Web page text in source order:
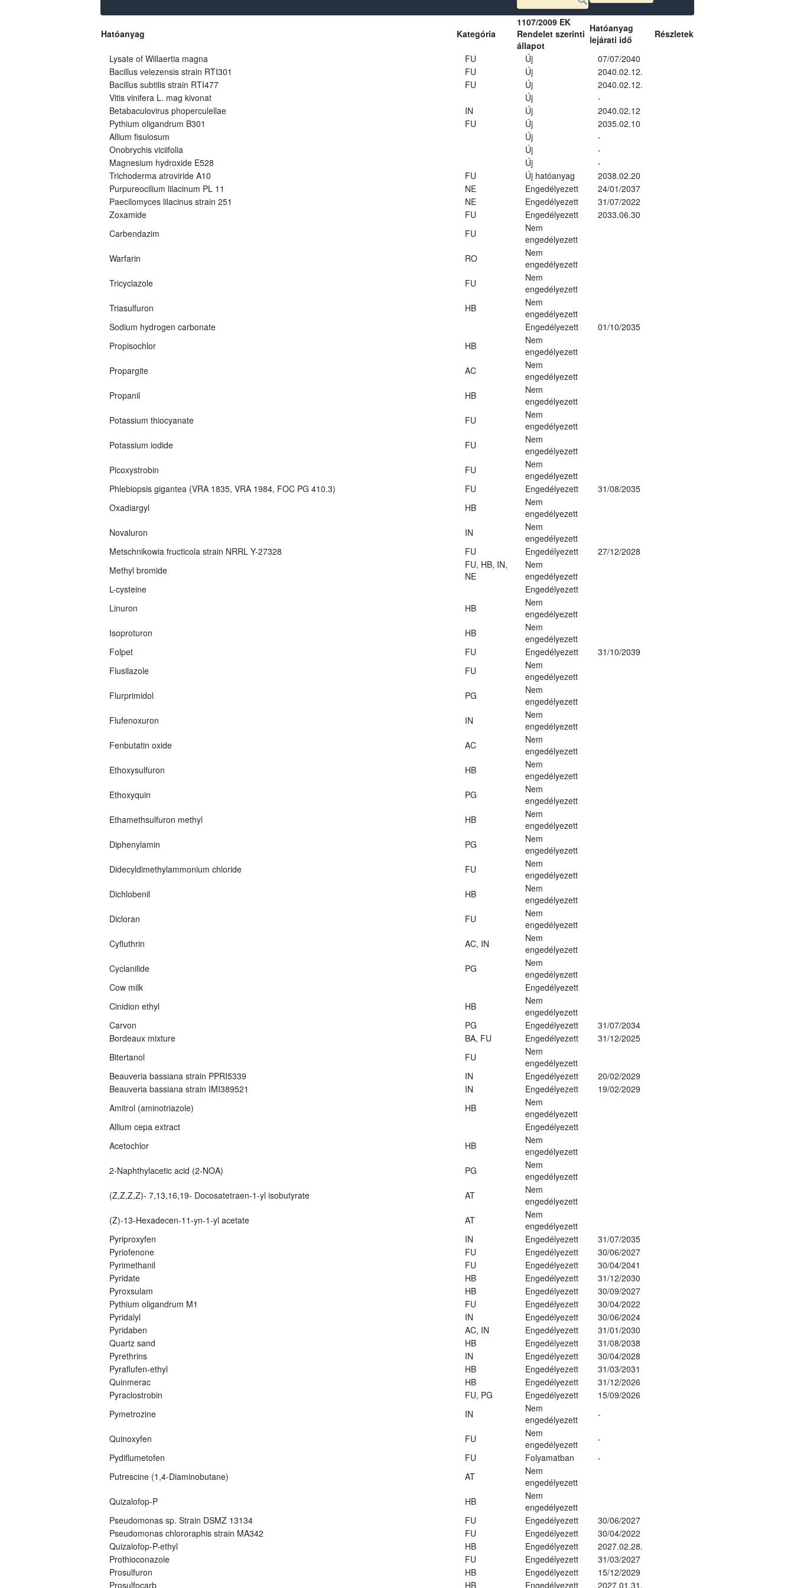
Hatóanyag Kategória
1107/2009 EK
Rendelet szerinti
állapot
Hatóanyag
lejárati idő
Részletek
Lysate of Willaertia magna FU Új
07/07/2040
Bacillus velezensis strain RTI301
FU Új
2040.02.12.
Bacillus subtilis strain RTI477
FU Új
2040.02.12.
Vitis vinifera L. mag kivonat
Új
-
Betabaculovirus phoperculellae
IN Új
2040.02.12
Pythium oligandrum B301
FU Új
2035.02.10
Allium fisulosum
Új
-
Onobrychis viciifolia
Új
-
Magnesium hydroxide E528
Új
-
Trichoderma atroviride A10
FU Új hatóanyag
2038.02.20
Purpureocilium lilacinum PL 11
NE Engedélyezett
24/01/2037
Paecilomyces lilacinus strain 251
NE Engedélyezett
31/07/2022
Zoxamide
FU Engedélyezett
2033.06.30
Carbendazim
FU
Nem
engedélyezett
Warfarin
RO
Nem
engedélyezett
Tricyclazole
FU
Nem
engedélyezett
Triasulfuron
HB
Nem
engedélyezett
Sodium hydrogen carbonate
Engedélyezett
01/10/2035
Propisochlor
HB
Nem
engedélyezett
Propargite
AC
Nem
engedélyezett
Propanil
HB
Nem
engedélyezett
Potassium thiocyanate
FU
Nem
engedélyezett
Potassium iodide
FU
Nem
engedélyezett
Picoxystrobin
FU
Nem
engedélyezett
Phlebiopsis gigantea (VRA 1835, VRA 1984, FOC PG 410.3)
FU Engedélyezett
31/08/2035
Oxadiargyl
HB
Nem
engedélyezett
Novaluron
IN
Nem
engedélyezett
Metschnikowia fructicola strain NRRL Y-27328
FU Engedélyezett
27/12/2028
Methyl bromide
FU, HB, IN,
NE
Nem
engedélyezett
L-cysteine
Engedélyezett
Linuron
HB
Nem
engedélyezett
Isoproturon
HB
Nem
engedélyezett
Folpet
FU Engedélyezett
31/10/2039
Flusilazole
FU
Nem
engedélyezett
Flurprimidol
PG
Nem
engedélyezett
Flufenoxuron
IN
Nem
engedélyezett
Fenbutatin oxide
AC
Nem
engedélyezett
Ethoxysulfuron
HB
Nem
engedélyezett
Ethoxyquin
PG
Nem
engedélyezett
Ethamethsulfuron methyl
HB
Nem
engedélyezett
Diphenylamin
PG
Nem
engedélyezett
Didecyldimethylammonium chloride
FU
Nem
engedélyezett
Dichlobenil
HB
Nem
engedélyezett
Dicloran
FU
Nem
engedélyezett
Cyfluthrin
AC, IN
Nem
engedélyezett
Cyclanilide
PG
Nem
engedélyezett
Cow milk
Engedélyezett
Cinidion ethyl
HB
Nem
engedélyezett
Carvon
PG Engedélyezett
31/07/2034
Bordeaux mixture
BA, FU Engedélyezett
31/12/2025
Bitertanol
FU
Nem
engedélyezett
Beauveria bassiana strain PPRI5339
IN Engedélyezett
20/02/2029
Beauveria bassiana strain IMI389521
IN Engedélyezett
19/02/2029
Amitrol (aminotriazole)
HB
Nem
engedélyezett
Allium cepa extract
Engedélyezett
Acetochlor
HB
Nem
engedélyezett
2-Naphthylacetic acid (2-NOA)
PG
Nem
engedélyezett
(Z,Z,Z,Z)- 7,13,16,19- Docosatetraen-1-yl isobutyrate
AT
Nem
engedélyezett
(Z)-13-Hexadecen-11-yn-1-yl acetate
AT
Nem
engedélyezett
Pyriproxyfen
IN Engedélyezett
31/07/2035
Pyriofenone
FU Engedélyezett
30/06/2027
Pyrimethanil
FU Engedélyezett
30/04/2041
Pyridate
HB Engedélyezett
31/12/2030
Pyroxsulam
HB Engedélyezett
30/09/2027
Pythium oligandrum M1
FU Engedélyezett
30/04/2022
Pyridalyl
IN Engedélyezett
30/06/2024
Pyridaben
AC, IN Engedélyezett
31/01/2030
Quartz sand
HB Engedélyezett
31/08/2038
Pyrethrins
IN Engedélyezett
30/04/2028
Pyraflufen-ethyl
HB Engedélyezett
31/03/2031
Quinmerac
HB Engedélyezett
31/12/2026
Pyraclostrobin
FU, PG Engedélyezett
15/09/2026
Pymetrozine
IN
Nem
engedélyezett
-
Quinoxyfen FU
Nem
engedélyezett
-
Pydiflumetofen
FU Folyamatban
-
Putrescine (1,4-Diaminobutane)
AT
Nem
engedélyezett
Quizalofop-P
HB
Nem
engedélyezett
Pseudomonas sp. Strain DSMZ 13134
FU Engedélyezett
30/06/2027
Pseudomonas chlororaphis strain MA342
FU Engedélyezett
30/04/2022
Quizalofop-P-ethyl
HB Engedélyezett
2027.02.28.
Prothioconazole
FU Engedélyezett
31/03/2027
Prosulfuron
HB Engedélyezett
15/12/2029
Prosulfocarb
HB Engedélyezett 2027.01.31.